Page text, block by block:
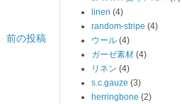
前の投稿
linen (4)
random-stripe (4)
ウール (4)
ガーゼ素材 (4)
リネン (4)
s.c.gauze (3)
herringbone (2)